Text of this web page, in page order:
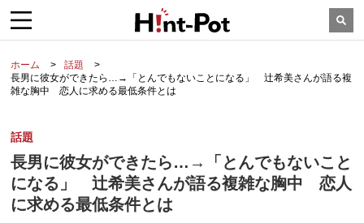
ホーム
話題
長男に彼女ができたら…→「とんでもないことになる」 辻希美さんが語る複
雑な胸中 恋人に求める最低条件とは
話題
長男に彼女ができたら…→「とんでもないこと
になる」 辻希美さんが語る複雑な胸中 恋人
に求める最低条件とは